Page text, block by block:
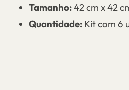
Tamanho:42 cm x 42
Quantidade:Kit com 6